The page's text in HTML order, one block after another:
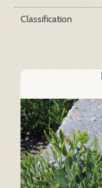
Classification